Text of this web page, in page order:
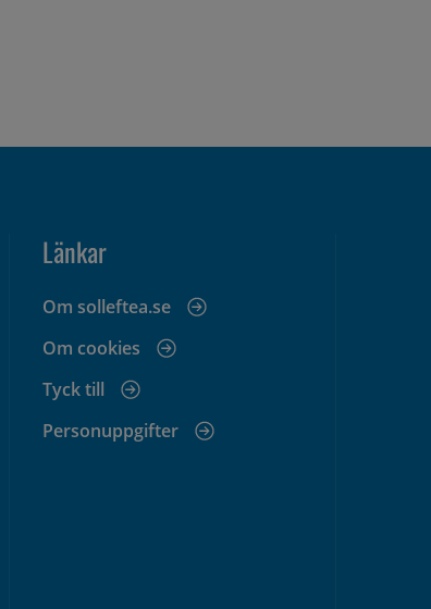
Länkar
Om solleftea.se
Om cookies
Tyck till
Personuppgifter